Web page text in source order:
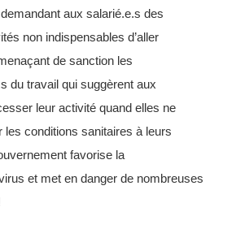
aux salarié.e.s des
non indispensables d’aller
de sanction les
du travail qui suggèrent aux
leur activité quand elles ne
les conditions sanitaires à leurs
favorise la
et met en danger de nombreuses